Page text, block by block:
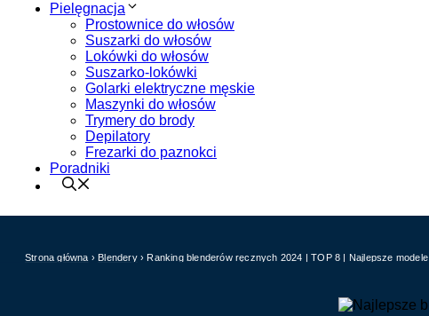
Pielęgnacja
Prostownice do włosów
Suszarki do włosów
Lokówki do włosów
Suszarko-lokówki
Golarki elektryczne męskie
Maszynki do włosów
Trymery do brody
Depilatory
Frezarki do paznokci
Poradniki
Strona główna › Blendery› Ranking blenderów ręcznych 2024 | TOP 8 | Najlepsze modele